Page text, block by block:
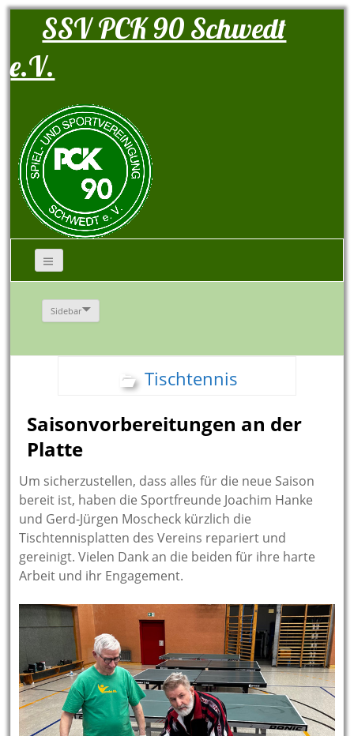
SSV PCK 90 Schwedt
e.V.
Sidebar
Tischtennis
Saisonvorbereitungen an der
Platte
Um sicherzustellen, dass alles für die neue Saison
bereit ist, haben die Sportfreunde Joachim Hanke
und Gerd-Jürgen Moscheck kürzlich die
Tischtennisplatten des Vereins repariert und
gereinigt. Vielen Dank an die beiden für ihre harte
Arbeit und ihr Engagement.